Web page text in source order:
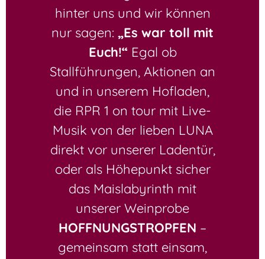
hinter uns und wir können
nur sagen: „Es war toll mit
Euch!“Egal ob
Stallführungen, Aktionen an
und in unserem Hofladen,
die RPR 1 on tour mit Live-
Musik von der lieben LUNA
direkt vor unserer Ladentür,
oder als Höhepunkt sicher
das Maislabyrinth mit
unserer Weinprobe
HOFFNUNGSTROPFEN –
gemeinsam statt einsam,